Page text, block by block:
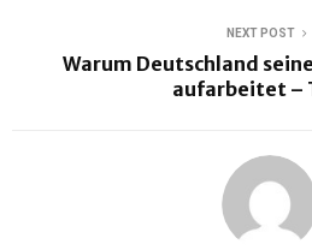
NEXT POST
Warum Deutschland
aufarbeitet –